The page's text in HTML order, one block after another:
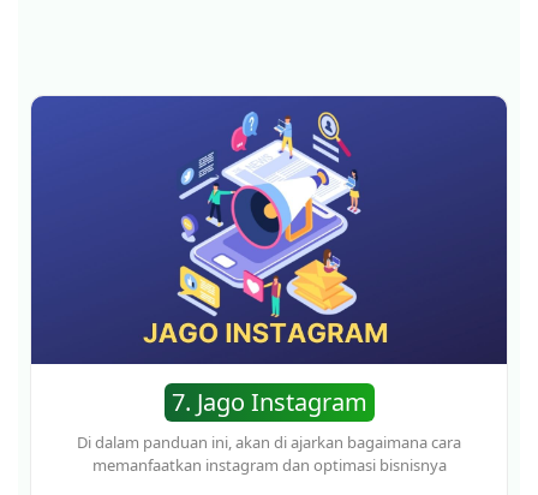
10. Jago Landing Page
Di dalam panduan ini, akan di ajarkan bagaimana cara
membuat landing page untuk kebutuhan bisnis kita